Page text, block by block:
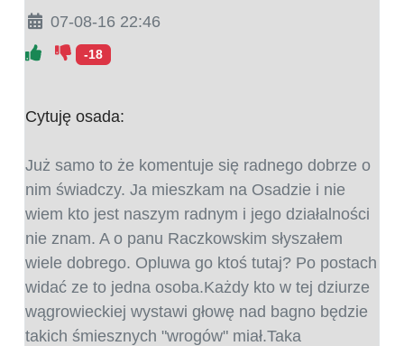
07-08-16 22:46
-18
Cytuję osada:
Już samo to że komentuje się radnego dobrze o
nim świadczy. Ja mieszkam na Osadzie i nie
wiem kto jest naszym radnym i jego działalności
nie znam. A o panu Raczkowskim słyszałem
wiele dobrego. Opluwa go ktoś tutaj? Po postach
widać ze to jedna osoba.Każdy kto w tej dziurze
wągrowieckiej wystawi głowę nad bagno będzie
takich śmiesznych "wrogów" miał.Taka